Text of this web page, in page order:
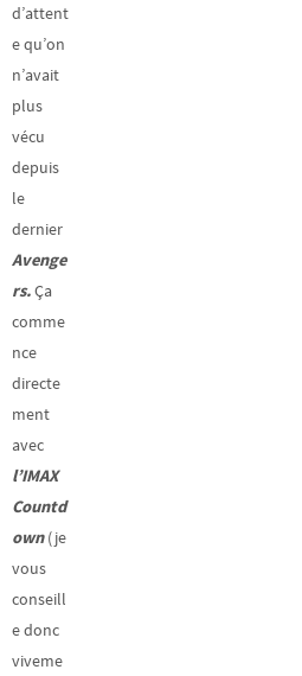
d’attent
e qu’on
n’avait
plus
vécu
depuis
le
dernier
Avenge
rs.Ça
comme
nce
directe
ment
avec
l’IMAX
Countd
own(je
vous
conseill
e donc
viveme